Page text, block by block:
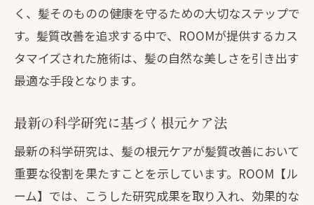
く、髪そのものの健康を守るための大切なステップで
す。髪質改善を追求する中で、ROOMが提供するカス
タマイズされた施術は、髪の自然な美しさを引き出す
最適な手段となります。
最新の科学研究に基づく根元ケア法
最新の科学研究は、髪の根元ケアが髪質改善において
重要な役割を果たすことを示しています。ROOM【ル
ーム】では、こうした研究成果を取り入れ、効果的な